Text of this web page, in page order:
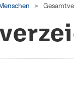
Menschen